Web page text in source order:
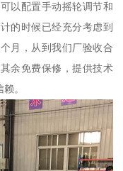
以配置手动摇轮调节和
的时候已经充分考虑到
月，从到我们厂验收合
余免费保修，提供技术
。